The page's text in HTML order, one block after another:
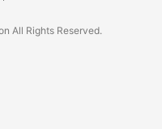
All Rights Reserved.